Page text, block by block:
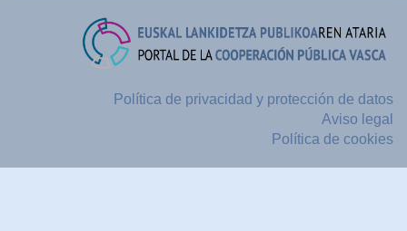
Política de privacidad y protección de datos
Aviso legal
Política de cookies